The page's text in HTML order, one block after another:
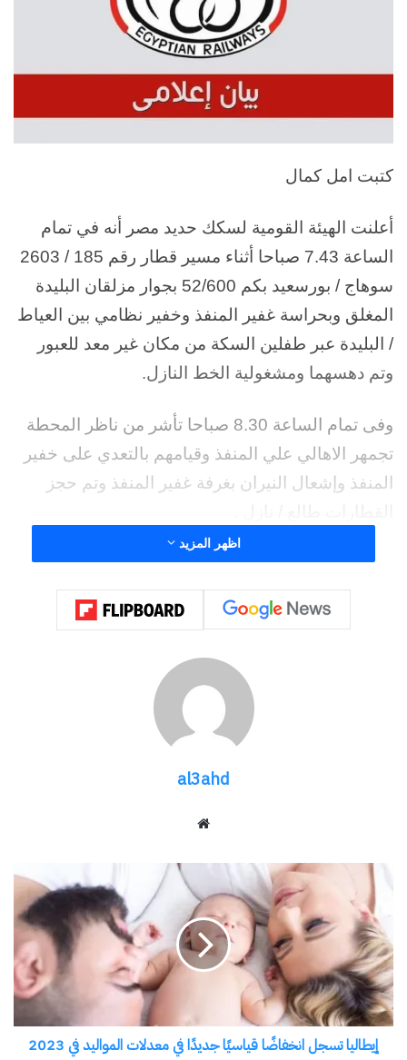
كتبت امل كمال
أعلنت الهيئة القومية لسكك حديد مصر أنه في تمام
الساعة 7.43 صباحا أثناء مسير قطار رقم 185 / 2603
سوهاج / بورسعيد بكم 52/600 بجوار مزلقان البليدة
المغلق وبحراسة غفير المنفذ وخفير نظامي بين العياط
/ البليدة عبر طفلين السكة من مكان غير معد للعبور
وتم دهسهما ومشغولية الخط النازل.
وفى تمام الساعة 8.30 صباحا تأشر من ناظر المحطة
تجمهر الاهالي علي المنفذ وقيامهم بالتعدي على خفير
المنفذ وإشعال النيران بغرفة غفير المنفذ وتم حجز
وتهيب الهيئة القومية لسكك حديد مصر بالسادة
المواطنين الالتزام بالعبور من الأماكن المعدة للعبور
(المزلقانات ) وعدم العبور من الأماكن الغير معدة
مرتبط
اظهر المزيد
al3ahd
إيطاليا
تسجل
انخفاضًا
قياسيًا
جديدًا
في
معدلات
فيإيطاليا تسجل انخفاضًا قياسيًا جديدًا في معدلات المواليد في 2023